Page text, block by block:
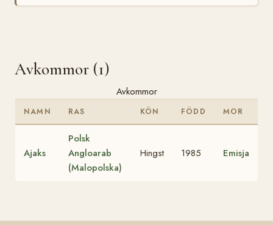
Avkommor (1)
Avkommor
NAMN RAS KÖN FÖDD MOR
Ajaks
Polsk
Angloarab
(Malopolska)
Hingst 1985 Emisja